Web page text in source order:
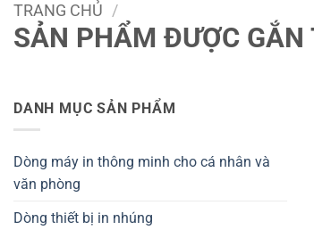
TRANG CHỦ /
SẢN PHẨM ĐƯỢC GẮN
DANH MỤC SẢN PHẨM
Dòng máy in thông minh cho cá nhân và
văn phòng
Dòng thiết bị in nhúng